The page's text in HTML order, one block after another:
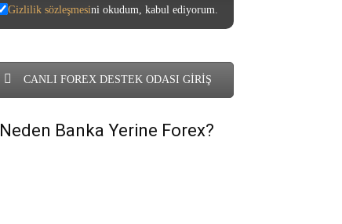
Gizlilik sözleşmesini okudum, kabul ediyorum.
CANLI FOREX DESTEK ODASI GİRİŞ
Neden Banka Yerine Forex?